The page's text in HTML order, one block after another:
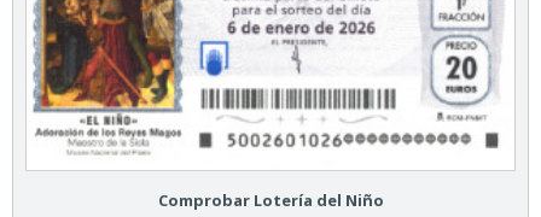
Comprobar Lotería del Niño